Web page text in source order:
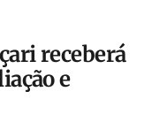
receberá
e